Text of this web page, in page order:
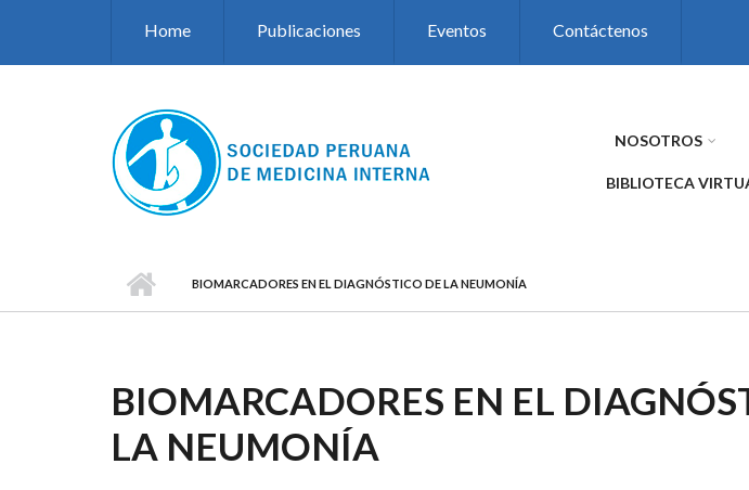
Home Publicaciones Eventos Contáctenos
NOSOTROS
BIBLIOTECA
BIOMARCADORES EN EL DIAGNÓSTICO DE LA NEUMONÍA
BIOMARCADORES EN EL
LA NEUMONÍA